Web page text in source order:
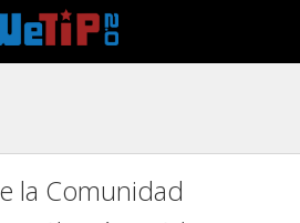
la Comunidad